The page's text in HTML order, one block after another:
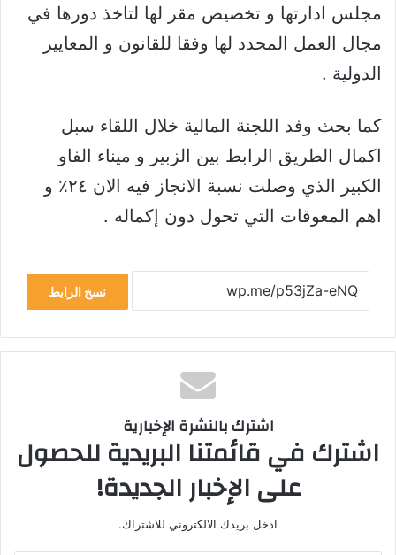
مجلس ادارتها و تخصيص مقر لها لتاخذ دورها في
مجال العمل المحدد لها وفقا للقانون و المعايير
الدولية .
كما بحث وفد اللجنة المالية خلال اللقاء سبل
اكمال الطريق الرابط بين الزبير و ميناء الفاو
الكبير الذي وصلت نسبة الانجاز فيه الان ٢٤٪؜ و
اهم المعوقات التي تحول دون إكماله .
نسخ الرابط
اشترك بالنشرة الإخبارية
اشترك في قائمتنا البريدية للحصول
على الإخبار الجديدة!
ادخل بريدك الالكتروني للاشتراك.